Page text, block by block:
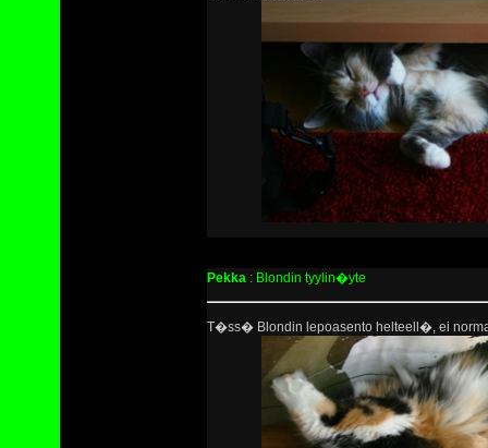
Pekka : Blondin tyylin�yte
T�ss� Blondin lepoasento helteell�, ei